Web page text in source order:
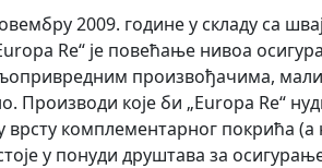
2009. године у складу са
Re“ је повећање нивоа
произвођачима,
које би „Europa Re“
комплементарног покрића (а
у понуди друштава за